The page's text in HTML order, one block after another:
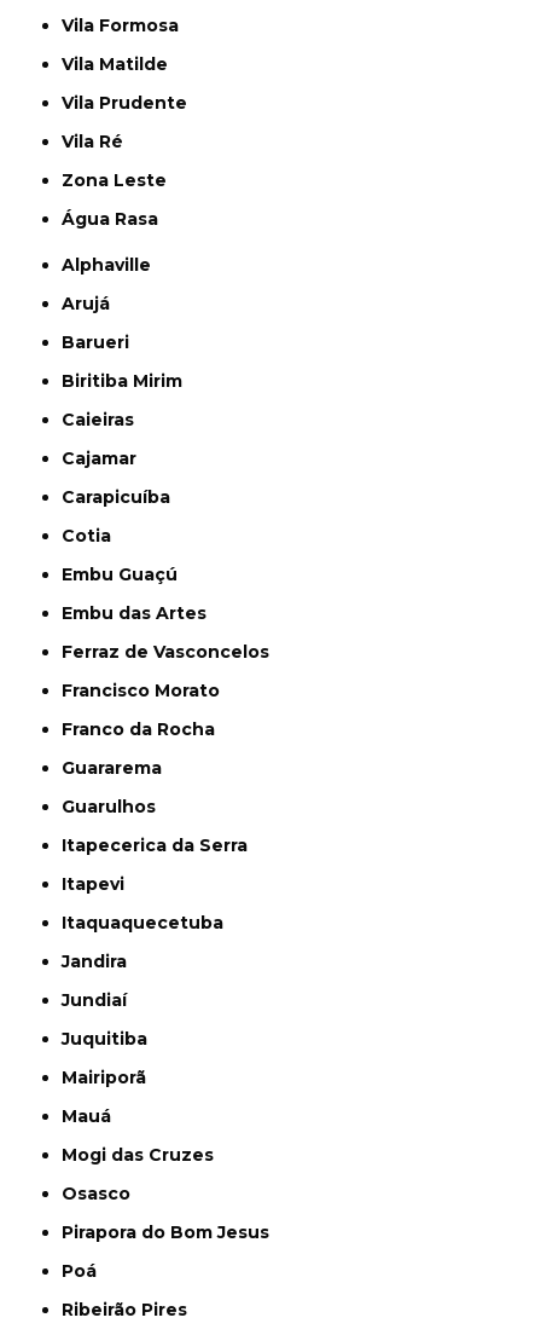
Vila Formosa
Vila Matilde
Vila Prudente
Vila Ré
Zona Leste
Água Rasa
Alphaville
Arujá
Barueri
Biritiba Mirim
Caieiras
Cajamar
Carapicuíba
Cotia
Embu Guaçú
Embu das Artes
Ferraz de Vasconcelos
Francisco Morato
Franco da Rocha
Guararema
Guarulhos
Itapecerica da Serra
Itapevi
Itaquaquecetuba
Jandira
Jundiaí
Juquitiba
Mairiporã
Mauá
Mogi das Cruzes
Osasco
Pirapora do Bom Jesus
Poá
Ribeirão Pires